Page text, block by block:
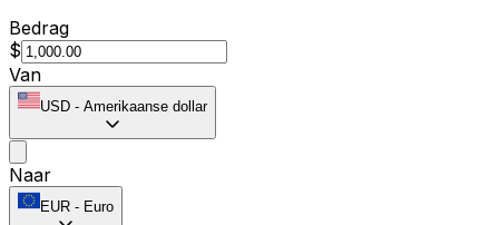
Bedrag
$
Van
USD - Amerikaanse dollar
Naar
EUR - Euro